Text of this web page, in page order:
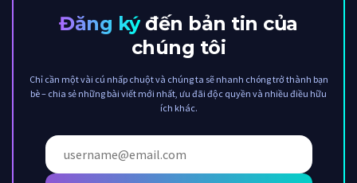
Đăng kýđến bản tin của
chúng tôi
Chỉ cần một vài cú nhấp chuột và chúng ta sẽ nhanh chóng trở thành bạn
bè – chia sẻ những bài viết mới nhất, ưu đãi độc quyền và nhiều điều hữu
ích khác.